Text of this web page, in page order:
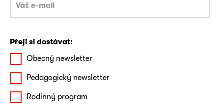
Přeji si dostávat:
Obecný newsletter
Pedagogický newsletter
Rodinný program